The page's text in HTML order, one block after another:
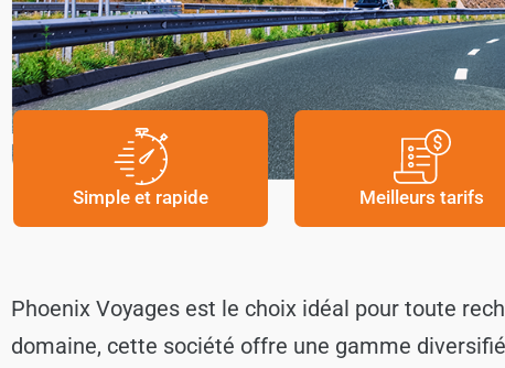
Simple et rapide Meilleurs tarifs
Phoenix Voyages est le choix idéal pour toute
domaine, cette société offre une gamme